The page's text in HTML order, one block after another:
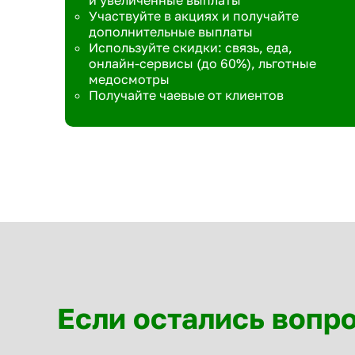
Участвуйте в акциях и получайте
дополнительные выплаты
Используйте скидки: связь, еда,
онлайн-сервисы (до 60%), льготные
медосмотры
Получайте чаевые от клиентов
Если остались